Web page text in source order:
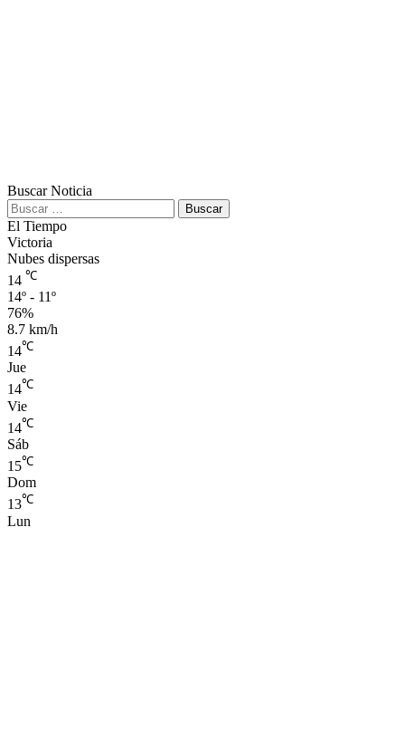
Buscar Noticia
Buscar:
El Tiempo
Victoria
Nubes dispersas
14 ℃
14º - 11º
76%
8.7 km/h
14℃
Jue
14℃
Vie
14℃
Sáb
15℃
Dom
13℃
Lun